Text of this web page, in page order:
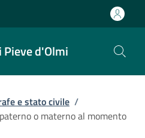
Pieve d'Olmi
e stato civile /
o materno al momento